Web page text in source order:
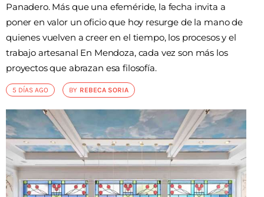
Panadero. Más que una efeméride, la fecha invita a
poner en valor un oficio que hoy resurge de la mano de
quienes vuelven a creer en el tiempo, los procesos y el
trabajo artesanal En Mendoza, cada vez son más los
proyectos que abrazan esa filosofía.
5 DÍAS AGO BY REBECA SORIA